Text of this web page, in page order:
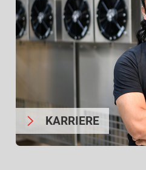
KARRIERE